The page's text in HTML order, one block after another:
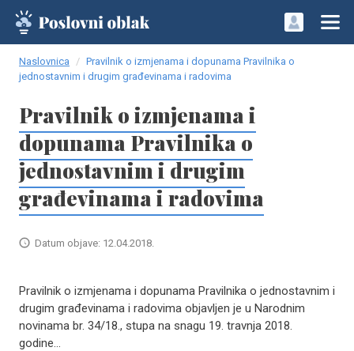
Naslovnica
Pravilnik o izmjenama i dopunama Pravilnika o
jednostavnim i drugim građevinama i radovima
Pravilnik o izmjenama i
dopunama Pravilnika o
jednostavnim i drugim
građevinama i radovima
Datum objave: 12.04.2018.
Pravilnik o izmjenama i dopunama Pravilnika o jednostavnim i
drugim građevinama i radovima objavljen je u Narodnim
novinama br. 34/18., stupa na snagu 19. travnja 2018.
godine...